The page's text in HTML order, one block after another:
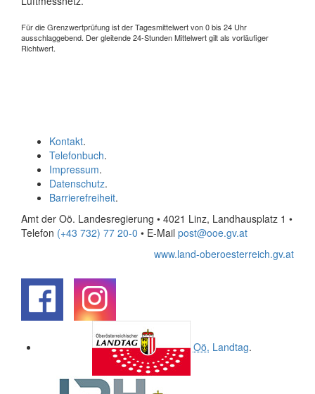
Für die Grenzwertprüfung ist der Tagesmittelwert von 0 bis 24 Uhr
ausschlaggebend. Der gleitende 24-Stunden Mittelwert gilt als vorläufiger
Richtwert.
Kontakt.
Telefonbuch.
Impressum.
Datenschutz.
Barrierefreiheit.
Amt der Oö. Landesregierung • 4021 Linz, Landhausplatz 1 •
Telefon (+43 732) 77 20-0 • E-Mail post@ooe.gv.at
www.land-oberoesterreich.gv.at
Oö. Landtag.